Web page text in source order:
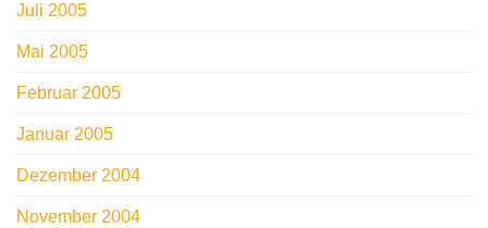
Juli 2005
Mai 2005
Februar 2005
Januar 2005
Dezember 2004
November 2004